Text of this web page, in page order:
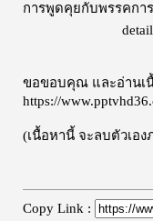
การพูดคุยกับพรรคกา
detail
ขอขอบคุณ และอ่านเ
https://
(เนื้อหานี้ จะลบตัวเอ
Copy Link :